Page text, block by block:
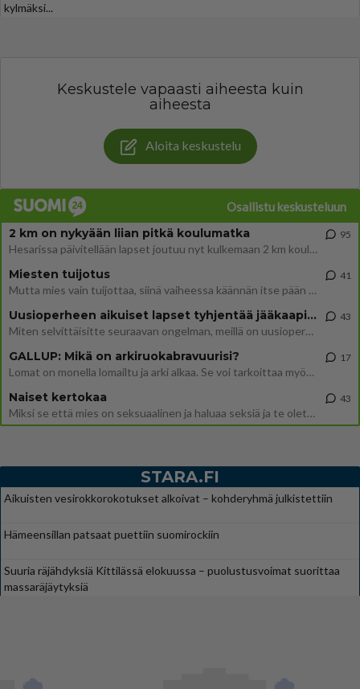
kylmäksi...
Keskustele vapaasti aiheesta kuin
aiheesta
Aloita keskustelu
Osallistu keskusteluun
2 km on nykyään liian pitkä koulumatka
Hesarissa päivitellään lapset joutuu nyt kulkemaan 2 km kouluun jösses. Ruostefillarilla tuo matka menee vaikka miten äk
95
Miesten tuijotus
Mutta mies vain tuijottaa, siinä vaiheessa käännän itse pään pois. Mikä juttu? Yleensä jos joku tuijottaa tai katsoo, hä
41
Uusioperheen aikuiset lapset tyhjentää jääkaapin käydessään
Miten selvittäisitte seuraavan ongelman, meillä on uusioperhe, minulla teini-ikäiset lapset ja puolisolla aikuiset, jotk
43
GALLUP: Mikä on arkiruokabravuurisi?
Lomat on monella lomailtu ja arki alkaa. Se voi tarkoittaa myös sitä, että grillailut on grillattu ja palataan arjen ruo
17
Naiset kertokaa
Miksi se että mies on seksuaalinen ja haluaa seksiä ja te olette hänen mielestänne haluttava on vastenmielistä? Mikä sii
43
STARA.FI
Aikuisten vesirokkorokotukset alkoivat – kohderyhmä julkistettiin
Hämeensillan patsaat puettiin suomirockiin
Suuria räjähdyksiä Kittilässä elokuussa – puolustusvoimat suorittaa
massaräjäytyksiä